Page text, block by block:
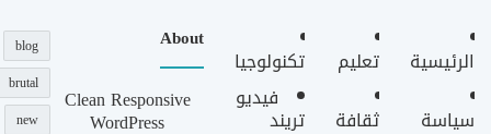
الرئيسية
سياسة
تعليم
ثقافة
تكنولوجيا
فيديو
تريند
About
Clean Responsive
WordPress
blog
brutal
new